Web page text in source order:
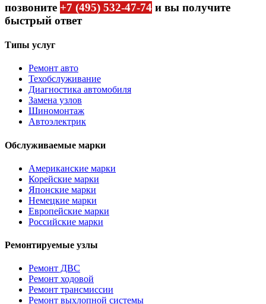
позвоните +7 (495) 532-47-74 и вы получите
быстрый ответ
Типы услуг
Ремонт авто
Техобслуживание
Диагностика автомобиля
Замена узлов
Шиномонтаж
Автоэлектрик
Обслуживаемые марки
Американские марки
Корейские марки
Японские марки
Немецкие марки
Европейские марки
Российские марки
Ремонтируемые узлы
Ремонт ДВС
Ремонт ходовой
Ремонт трансмиссии
Ремонт выхлопной системы